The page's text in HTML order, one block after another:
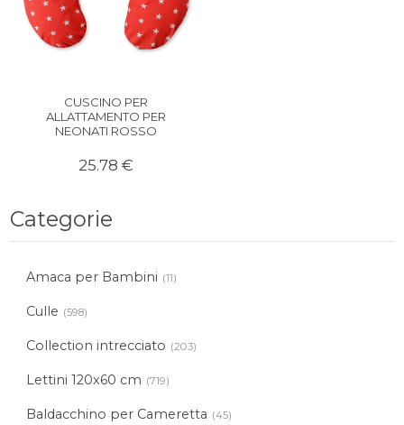
CUSCINO PER
ALLATTAMENTO PER
NEONATI ROSSO
25.78 €
Categorie
Amaca per Bambini (11)
Culle (598)
Collection intrecciato (203)
Lettini 120x60 cm (719)
Baldacchino per Cameretta (45)